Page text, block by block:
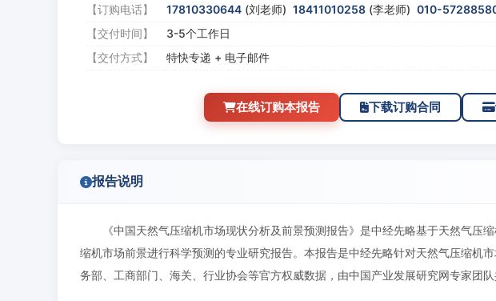
【订购电话】
17810330644 (刘老师) 18411010258 (李老师) 010-
【交付时间】
3-5个工作日
【交付方式】
特快专递 + 电子邮件
在线订购本报告 下载订购合同
报告说明
《中国天然气压缩机市场现状分析及前景预测报告》是中经先略基于天然气压
缩机市场前景进行科学预测的专业研究报告。本报告是中经先略针对天然气压缩机
务部、工商部门、海关、行业协会等官方权威数据，由中国产业发展研究网专家团队